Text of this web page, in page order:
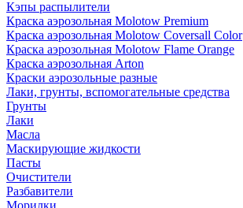
Кэпы распылители
Краска аэрозольная Molotow Premium
Краска аэрозольная Molotow Coversall Color
Краска аэрозольная Molotow Flame Orange
Краска аэрозольная Arton
Краски аэрозольные разные
Лаки, грунты, вспомогательные средства
Грунты
Лаки
Масла
Маскирующие жидкости
Пасты
Очистители
Разбавители
Морилки